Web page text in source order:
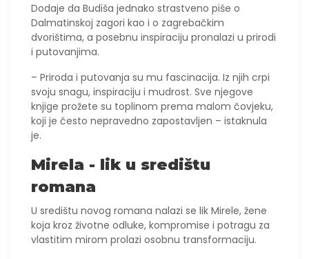
Dodaje da Budiša jednako strastveno piše o
Dalmatinskoj zagori kao i o zagrebačkim
dvorištima, a posebnu inspiraciju pronalazi u prirodi
i putovanjima.
– Priroda i putovanja su mu fascinacija. Iz njih crpi
svoju snagu, inspiraciju i mudrost. Sve njegove
knjige prožete su toplinom prema malom čovjeku,
koji je često nepravedno zapostavljen – istaknula
je.
Mirela - lik u središtu
romana
U središtu novog romana nalazi se lik Mirele, žene
koja kroz životne odluke, kompromise i potragu za
vlastitim mirom prolazi osobnu transformaciju.